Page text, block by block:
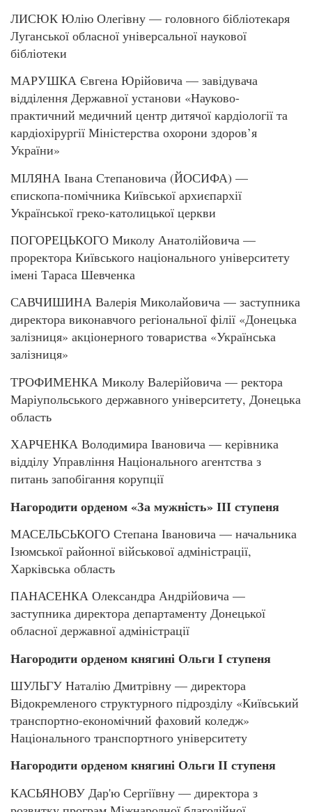
ЛИСЮК Юлію Олегівну — головного бібліотекаря
Луганської обласної універсальної наукової
бібліотеки
МАРУШКА Євгена Юрійовича — завідувача
відділення Державної установи «Науково-
практичний медичний центр дитячої кардіології та
кардіохірургії Міністерства охорони здоров’я
України»
МІЛЯНА Івана Степановича (ЙОСИФА) —
єпископа-помічника Київської архиєпархії
Української греко-католицької церкви
ПОГОРЕЦЬКОГО Миколу Анатолійовича —
проректора Київського національного університету
імені Тараса Шевченка
САВЧИШИНА Валерія Миколайовича — заступника
директора виконавчого регіональної філії «Донецька
залізниця» акціонерного товариства «Українська
залізниця»
ТРОФИМЕНКА Миколу Валерійовича — ректора
Маріупольського державного університету, Донецька
область
ХАРЧЕНКА Володимира Івановича — керівника
відділу Управління Національного агентства з
питань запобігання корупції
Нагородити орденом «За мужність» ІІІ ступеня
МАСЕЛЬСЬКОГО Степана Івановича — начальника
Ізюмської районної військової адміністрації,
Харківська область
ПАНАСЕНКА Олександра Андрійовича —
заступника директора департаменту Донецької
обласної державної адміністрації
Нагородити орденом княгині Ольги І ступеня
ШУЛЬГУ Наталію Дмитрівну — директора
Відокремленого структурного підрозділу «Київський
транспортно-економічний фаховий коледж»
Національного транспортного університету
Нагородити орденом княгині Ольги ІІ ступеня
КАСЬЯНОВУ Дар'ю Сергіївну — директора з